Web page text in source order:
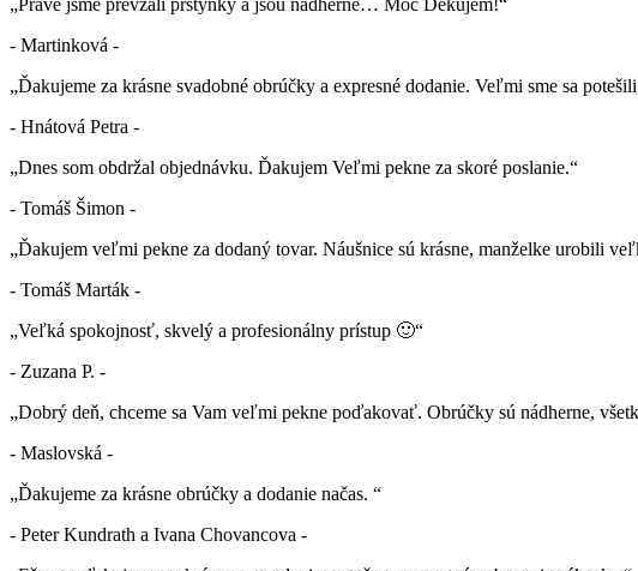
- Martinková -
„Ďakujeme za krásne svadobné obrúčky a expresné dodanie. Veľmi sme sa
- Hnátová Petra -
„Dnes som obdržal objednávku. Ďakujem Veľmi pekne za skoré poslanie.“
- Tomáš Šimon -
„Ďakujem veľmi pekne za dodaný tovar. Náušnice sú krásne, manželke urobili
- Tomáš Marták -
„Veľká spokojnosť, skvelý a profesionálny prístup 🙂“
- Zuzana P. -
„Dobrý deň, chceme sa Vam veľmi pekne poďakovať. Obrúčky sú nádherne,
- Maslovská -
„Ďakujeme za krásne obrúčky a dodanie načas. “
- Peter Kundrath a Ivana Chovancova -